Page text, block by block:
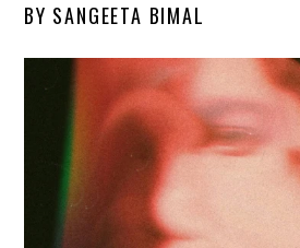
BY SANGEETA BIMAL